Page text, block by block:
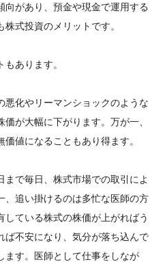
向があり、預金や現金で運用する
式投資のメリットです。
あります。
悪化やリーマンショックのような
が大幅に下がります。万が一、
値になることもあり得ます。
まで毎日、株式市場での取引によ
、追い掛けるのは多忙な医師の方
している株式の株価が上がればう
ば不安になり、気分が落ち込んで
ます。医師として仕事をしなが